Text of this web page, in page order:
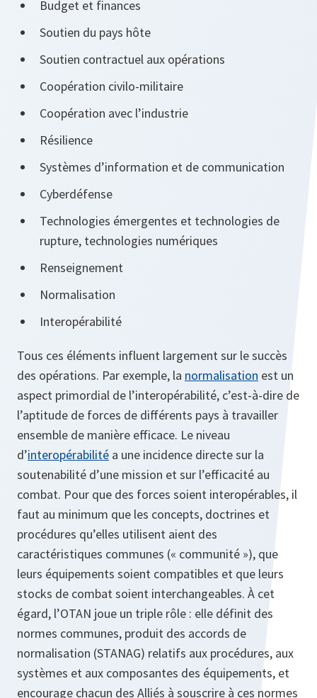
Budget et finances
Soutien du pays hôte
Soutien contractuel aux opérations
Coopération civilo-militaire
Coopération avec l’industrie
Résilience
Systèmes d’information et de communication
Cyberdéfense
Technologies émergentes et technologies de
rupture, technologies numériques
Renseignement
Normalisation
Interopérabilité
Tous ces éléments influent largement sur le succès
des opérations. Par exemple, la normalisation est un
aspect primordial de l’interopérabilité, c’est-à-dire de
l’aptitude de forces de différents pays à travailler
ensemble de manière efficace. Le niveau
d’interopérabilité a une incidence directe sur la
soutenabilité d’une mission et sur l’efficacité au
combat. Pour que des forces soient interopérables, il
faut au minimum que les concepts, doctrines et
procédures qu’elles utilisent aient des
caractéristiques communes (« communité »), que
leurs équipements soient compatibles et que leurs
stocks de combat soient interchangeables. À cet
égard, l’OTAN joue un triple rôle : elle définit des
normes communes, produit des accords de
normalisation (STANAG) relatifs aux procédures, aux
systèmes et aux composantes des équipements, et
encourage chacun des Alliés à souscrire à ces normes